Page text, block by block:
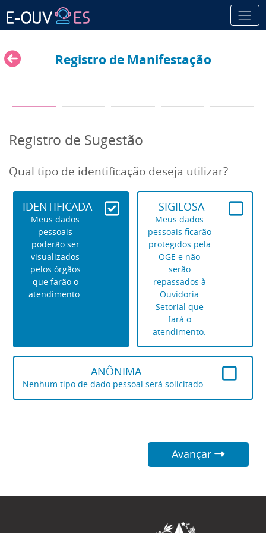
Registro de Manifestação
Registro de Sugestão
Qual tipo de identificação deseja utilizar?
IDENTIFICADA
Meus dados
pessoais
poderão ser
visualizados
pelos órgãos
que farão o
atendimento.
SIGILOSA
Meus dados
pessoais ficarão
protegidos pela
OGE e não
serão
repassados à
Ouvidoria
Setorial que
fará o
atendimento.
ANÔNIMA
Nenhum tipo de dado pessoal será solicitado.
Avançar